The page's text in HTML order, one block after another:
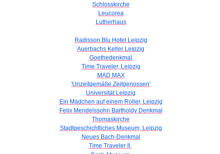
Schlosskirche
Leucorea
Lutherhaus
Radisson Blu Hotel Leipzig
Auerbachs Keller Leipzig
Goethedenkmal
Time Traveler, Leipzig
MAD MAX
'Unzeitgemäße Zeitgenossen'
Universität Leipzig
Ein Mädchen auf einem Roller, Leipzig
Felix Mendelssohn Bartholdy Denkmal
Thomaskirche
Stadtgeschichtliches Museum, Leipzig
Neues Bach-Denkmal
Time Traveler II.